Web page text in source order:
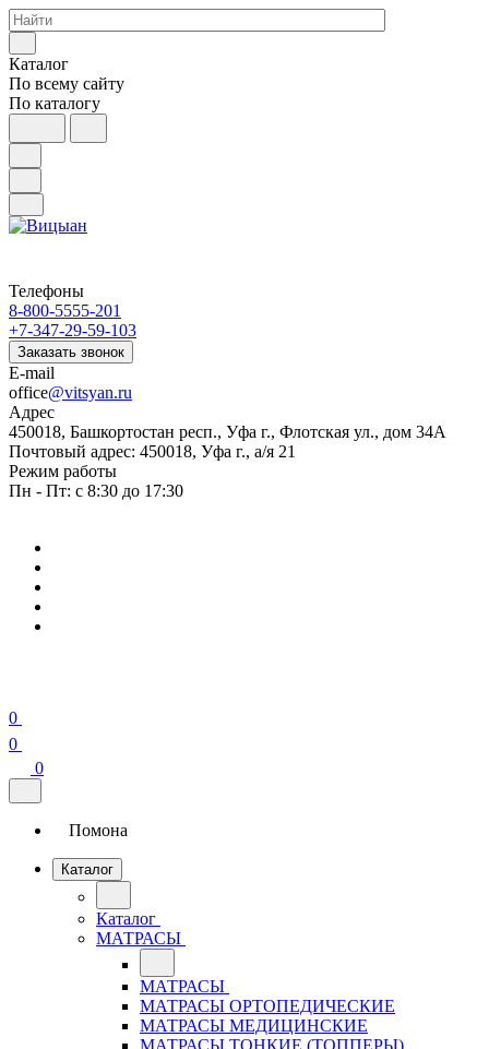
Каталог
По всему сайту
По каталогу
Телефоны
8-800-5555-201
+7-347-29-59-103
Заказать звонок
E-mail
office@vitsyan.ru
Адрес
450018, Башкортостан респ., Уфа г., Флотская ул., дом 34А
Почтовый адрес: 450018, Уфа г., а/я 21
Режим работы
Пн - Пт: с 8:30 до 17:30
0
0
0
Помона
Каталог
Каталог
МАТРАСЫ
МАТРАСЫ
МАТРАСЫ ОРТОПЕДИЧЕСКИЕ
МАТРАСЫ МЕДИЦИНСКИЕ
МАТРАСЫ ТОНКИЕ (ТОППЕРЫ)